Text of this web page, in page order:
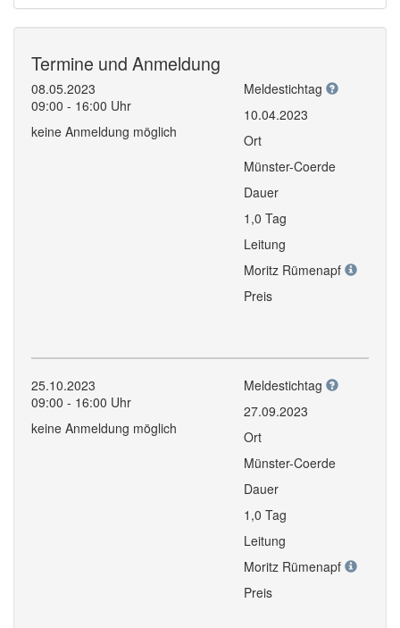
Termine und Anmeldung
08.05.2023
09:00 - 16:00 Uhr
keine Anmeldung möglich
Meldestichtag
10.04.2023
Ort
Münster-Coerde
Dauer
1,0 Tag
Leitung
Moritz Rümenapf
Preis
25.10.2023
09:00 - 16:00 Uhr
keine Anmeldung möglich
Meldestichtag
27.09.2023
Ort
Münster-Coerde
Dauer
1,0 Tag
Leitung
Moritz Rümenapf
Preis